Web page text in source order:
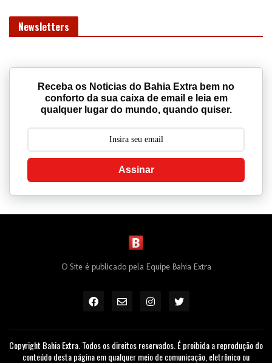
Newsletters
Receba os Noticias do Bahia Extra bem no
conforto da sua caixa de email e leia em
qualquer lugar do mundo, quando quiser.
Assinar
O Site é publicado pela Equipe Bahia Extra
Copyright Bahia Extra. Todos os direitos reservados. É proibida a reprodução do
conteúdo desta página em qualquer meio de comunicação, eletrônico ou